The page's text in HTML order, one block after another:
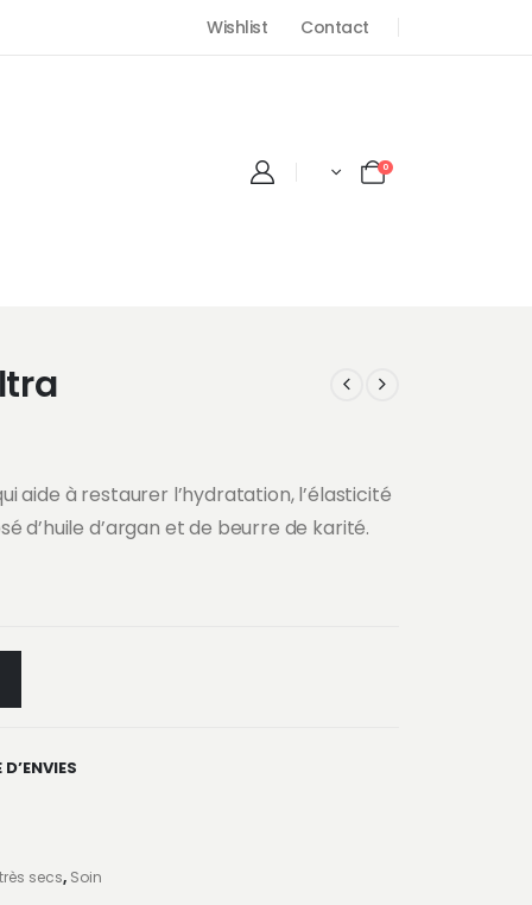
Wishlist Contact
0
aide à restaurer l’hydratation, l’élasticité
d’huile d’argan et de beurre de karité.
très secs, Soin